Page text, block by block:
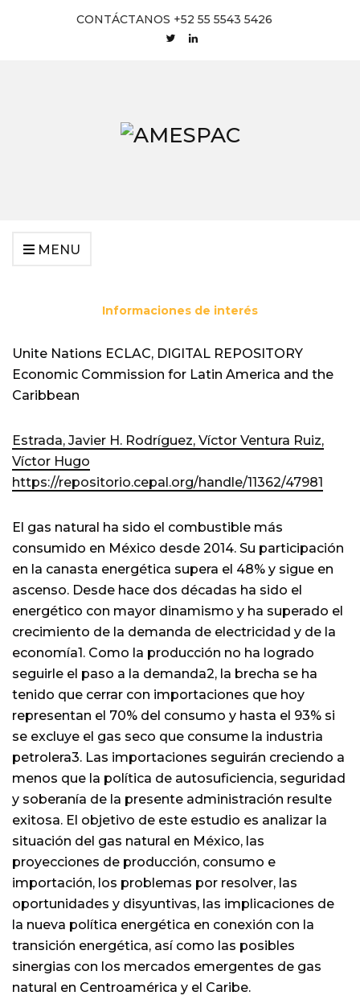
CONTÁCTANOS +52 55 5543 5426
MENU
Informaciones de interés
Unite Nations ECLAC, DIGITAL REPOSITORY
Economic Commission for Latin America and the
Caribbean
Estrada, Javier H. Rodríguez, Víctor Ventura Ruiz,
Víctor Hugo
https://repositorio.cepal.org/handle/11362/47981
El gas natural ha sido el combustible más
consumido en México desde 2014. Su participación
en la canasta energética supera el 48% y sigue en
ascenso. Desde hace dos décadas ha sido el
energético con mayor dinamismo y ha superado el
crecimiento de la demanda de electricidad y de la
economía1. Como la producción no ha logrado
seguirle el paso a la demanda2, la brecha se ha
tenido que cerrar con importaciones que hoy
representan el 70% del consumo y hasta el 93% si
se excluye el gas seco que consume la industria
petrolera3. Las importaciones seguirán creciendo a
menos que la política de autosuficiencia, seguridad
y soberanía de la presente administración resulte
exitosa. El objetivo de este estudio es analizar la
situación del gas natural en México, las
proyecciones de producción, consumo e
importación, los problemas por resolver, las
oportunidades y disyuntivas, las implicaciones de
la nueva política energética en conexión con la
transición energética, así como las posibles
sinergias con los mercados emergentes de gas
natural en Centroamérica y el Caribe.